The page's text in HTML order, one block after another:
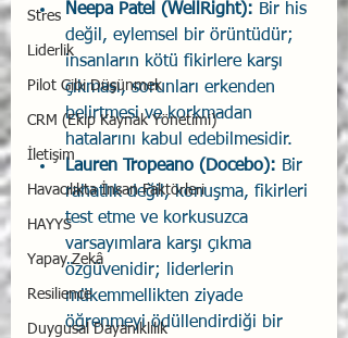
Stres
Liderlik
Pilot Gibi Düşünmek
CRM (Ekip Kaynak Yönetimi)
İletişim
Havacılıkta İnsan Faktörleri
HAYYS
Yapay Zekâ
Resilience
Duygusal Dayanıklılık
Neepa Patel (WellRight): Bir his
değil, eylemsel bir örüntüdür;
insanların kötü fikirlere karşı
çıkması, sorunları erkenden
belirtmesi ve korkmadan
hatalarını kabul edebilmesidir.
Lauren Tropeano (Docebo): Bir
rahatlık değil, konuşma, fikirleri
test etme ve korkusuzca
varsayımlara karşı çıkma
özgüvenidir; liderlerin
mükemmellikten ziyade
öğrenmeyi ödüllendirdiği bir